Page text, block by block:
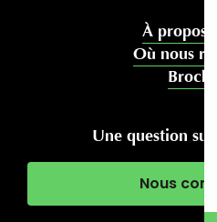
À propos
Où nous
Une question sur
Nous